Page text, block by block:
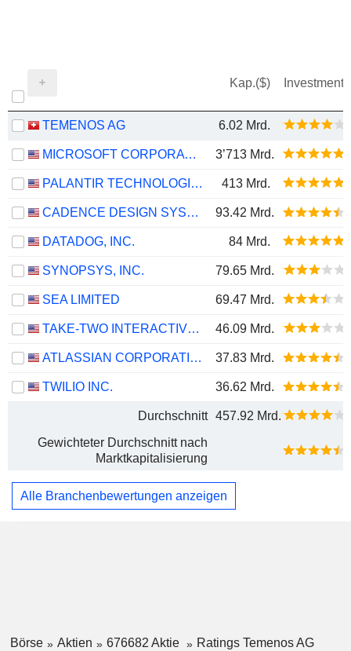
Kap.($) Investment
TEMENOS AG 6.02 Mrd.
MICROSOFT CORPORATION 3’713 Mrd.
PALANTIR TECHNOLOGIES INC. 413 Mrd.
CADENCE DESIGN SYSTEMS, INC. 93.42 Mrd.
DATADOG, INC. 84 Mrd.
SYNOPSYS, INC. 79.65 Mrd.
SEA LIMITED 69.47 Mrd.
TAKE-TWO INTERACTIVE SOFTWARE, INC. 46.09 Mrd.
ATLASSIAN CORPORATION 37.83 Mrd.
TWILIO INC. 36.62 Mrd.
Durchschnitt 457.92 Mrd.
Gewichteter Durchschnitt nach
Marktkapitalisierung
Alle Branchenbewertungen anzeigen
Börse Aktien 676682 Aktie Ratings Temenos AG